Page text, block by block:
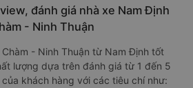
đánh giá nhà xe Nam Định
- Ninh Thuận
Chàm - Ninh Thuận từ Nam Định tốt
lượng dựa trên đánh giá từ 1 đến 5
khách hàng với các tiêu chí như: